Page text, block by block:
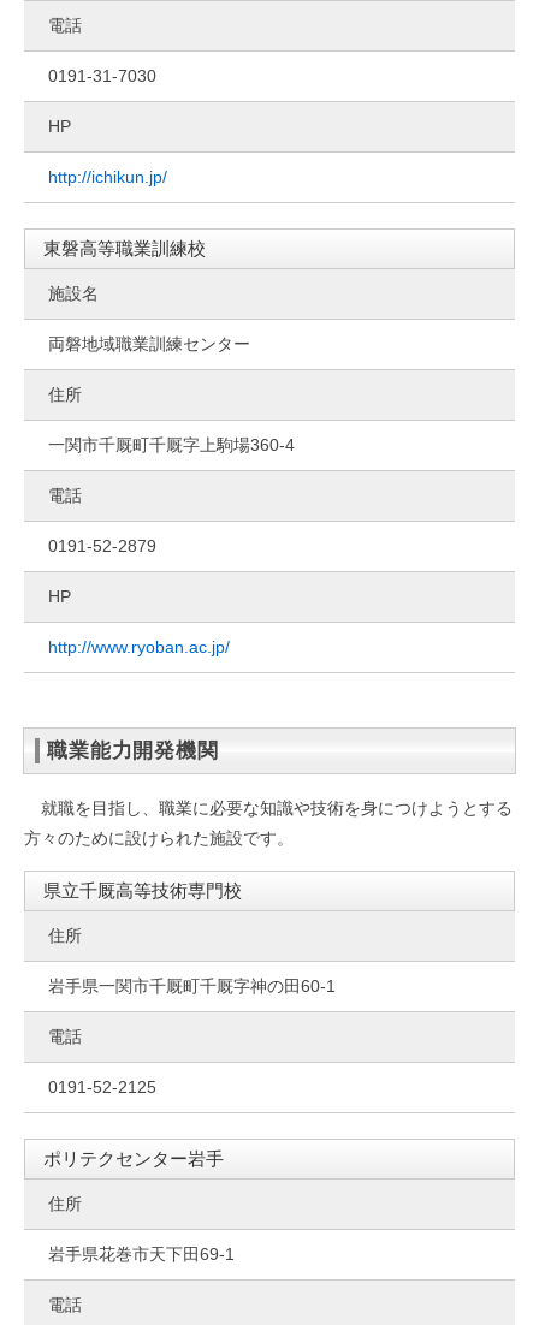
電話
0191-31-7030
HP
http://ichikun.jp/
東磐高等職業訓練校
施設名
両磐地域職業訓練センター
住所
一関市千厩町千厩字上駒場360-4
電話
0191-52-2879
HP
http://www.ryoban.ac.jp/
職業能力開発機関
就職を目指し、職業に必要な知識や技術を身につけようとする
方々のために設けられた施設です。
県立千厩高等技術専門校
住所
岩手県一関市千厩町千厩字神の田60-1
電話
0191-52-2125
ポリテクセンター岩手
住所
岩手県花巻市天下田69-1
電話